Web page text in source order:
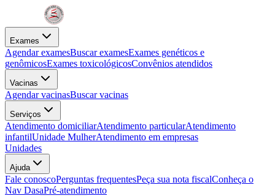
Exames
Agendar examesBuscar examesExames genéticos e
genômicosExames toxicológicosConvênios atendidos
Vacinas
Agendar vacinasBuscar vacinas
Serviços
Atendimento domiciliarAtendimento particularAtendimento
infantilUnidade MulherAtendimento em empresas
Unidades
Ajuda
Fale conoscoPerguntas frequentesPeça sua nota fiscalConheça o
Nav DasaPré-atendimento